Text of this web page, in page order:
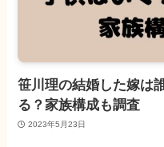
笹川理の結婚した嫁は
る？家族構成も調査
2023年5月23日